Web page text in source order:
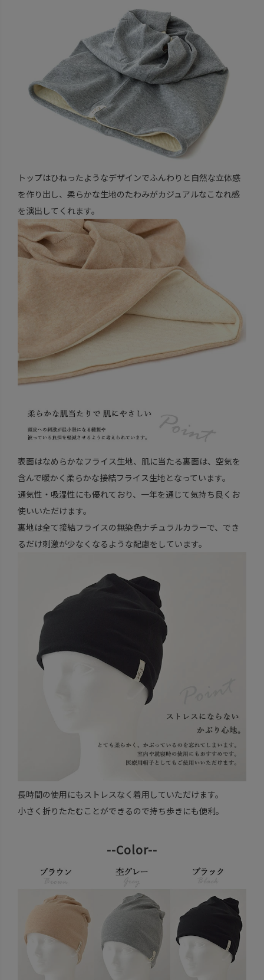
トップはひねったようなデザインでふんわりと自然な立体感
を作り出し、柔らかな生地のたわみがカジュアルなこなれ感
を演出してくれます。
表面はなめらかなフライス生地、肌に当たる裏面は、空気を
含んで暖かく柔らかな接結フライス生地となっています。
通気性・吸湿性にも優れており、一年を通じて気持ち良くお
使いいただけます。
裏地は全て接結フライスの無染色ナチュラルカラーで、でき
るだけ刺激が少なくなるような配慮をしています。
長時間の使用にもストレスなく着用していただけます。
小さく折りたたむことができるので持ち歩きにも便利。
--Color--